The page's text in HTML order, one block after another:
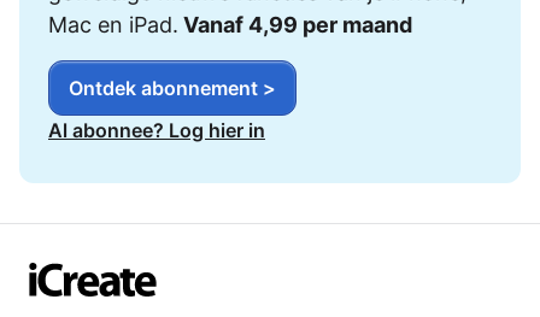
Mac en iPad. Vanaf 4,99 per maand
Ontdek abonnement >
Al abonnee? Log hier in